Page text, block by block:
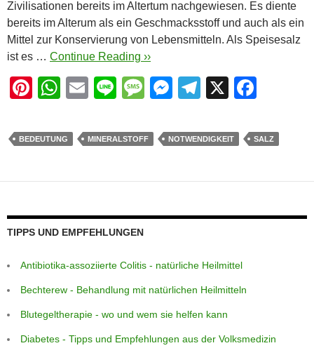
Zivilisationen bereits im Altertum nachgewiesen. Es diente
bereits im Alterum als ein Geschmacksstoff und auch als ein
Mittel zur Konservierung von Lebensmitteln. Als Speisesalz
ist es … Continue Reading ››
Pi
er
st
W
at
A
p
E
ail
Li
e
M
ss
g
M
ss
n
er
T
e
a
X
c
b
o
BEDEUTUNG MINERALSTOFF NOTWENDIGKEIT SALZ
TIPPS UND EMPFEHLUNGEN
Antibiotika-assoziierte Colitis - natürliche Heilmittel
Bechterew - Behandlung mit natürlichen Heilmitteln
Blutegeltherapie - wo und wem sie helfen kann
Diabetes - Tipps und Empfehlungen aus der Volksmedizin